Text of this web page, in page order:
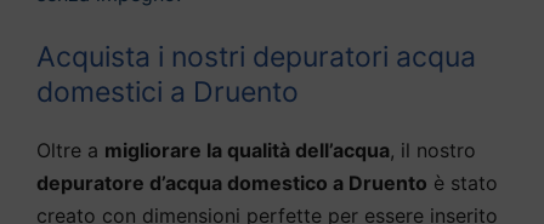
Acquista i nostri depuratori acqua
domestici a Druento
Oltre a migliorare la qualità dell’acqua, il nostro
depuratore d’acqua domestico a Druento è stato
creato con dimensioni perfette per essere inserito